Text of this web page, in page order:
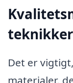
teknikker
Det er
materialer,